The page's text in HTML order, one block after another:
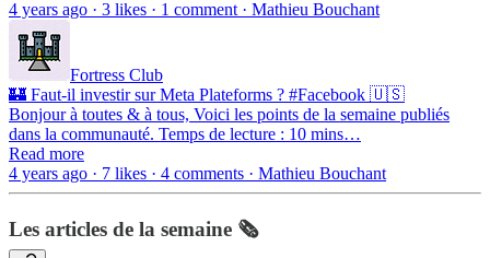
4 years ago · 3 likes · 1 comment · Mathieu Bouchant
Fortress Club
🏰 Faut-il investir sur Meta Plateforms ? #Facebook 🇺🇸
Bonjour à toutes & à tous, Voici les points de la semaine publiés
dans la communauté. Temps de lecture : 10 mins…
Read more
4 years ago · 7 likes · 4 comments · Mathieu Bouchant
Les articles de la semaine 🗞